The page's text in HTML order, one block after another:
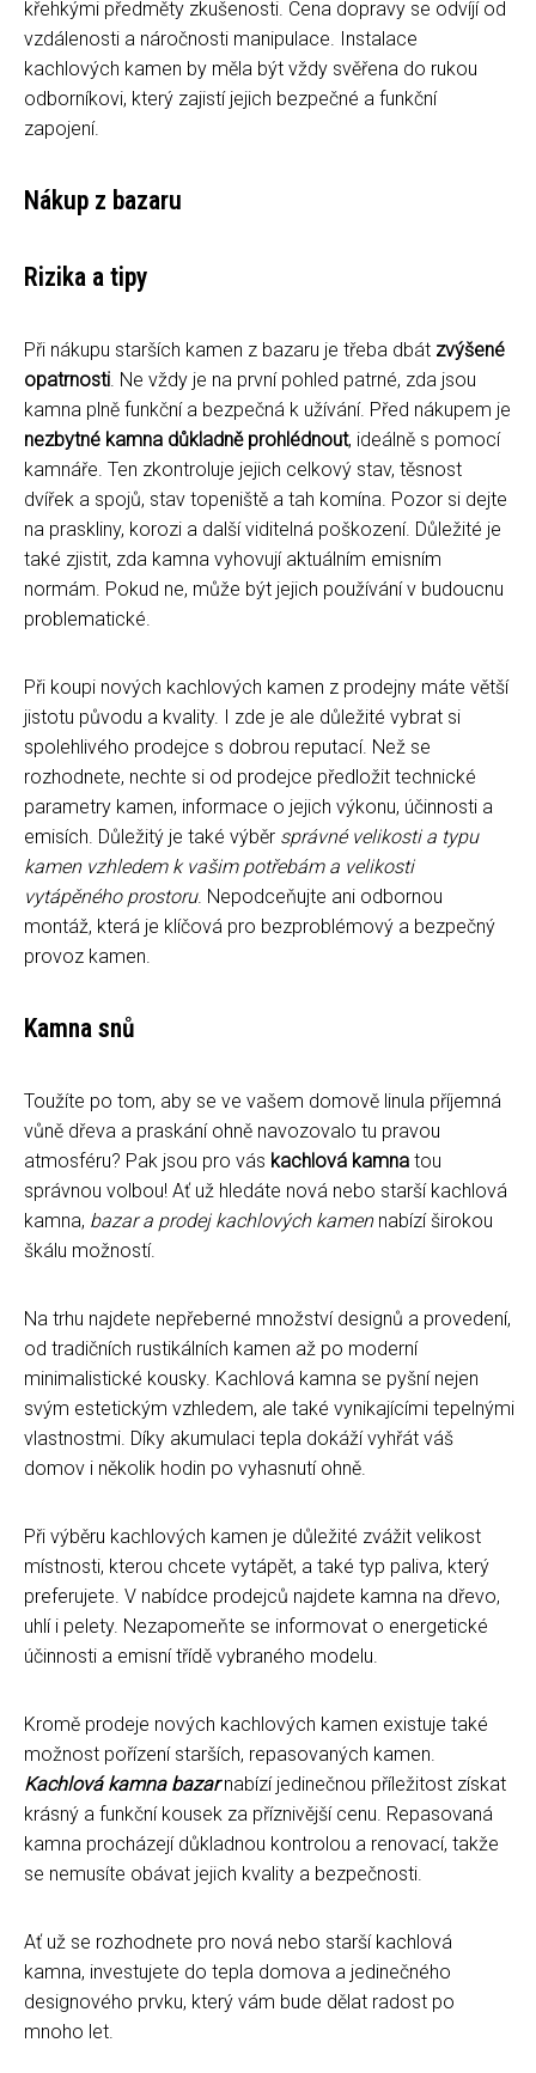
křehkými předměty zkušenosti. Cena dopravy se odvíjí od
vzdálenosti a náročnosti manipulace. Instalace
kachlových kamen by měla být vždy svěřena do rukou
odborníkovi, který zajistí jejich bezpečné a funkční
zapojení.
Nákup z bazaru
Rizika a tipy
Při nákupu starších kamen z bazaru je třeba dbát zvýšené
opatrnosti. Ne vždy je na první pohled patrné, zda jsou
kamna plně funkční a bezpečná k užívání. Před nákupem je
nezbytné kamna důkladně prohlédnout, ideálně s pomocí
kamnáře. Ten zkontroluje jejich celkový stav, těsnost
dvířek a spojů, stav topeniště a tah komína. Pozor si dejte
na praskliny, korozi a další viditelná poškození. Důležité je
také zjistit, zda kamna vyhovují aktuálním emisním
normám. Pokud ne, může být jejich používání v budoucnu
problematické.
Při koupi nových kachlových kamen z prodejny máte větší
jistotu původu a kvality. I zde je ale důležité vybrat si
spolehlivého prodejce s dobrou reputací. Než se
rozhodnete, nechte si od prodejce předložit technické
parametry kamen, informace o jejich výkonu, účinnosti a
emisích. Důležitý je také výběr správné velikosti a typu
kamen vzhledem k vašim potřebám a velikosti
vytápěného prostoru. Nepodceňujte ani odbornou
montáž, která je klíčová pro bezproblémový a bezpečný
provoz kamen.
Kamna snů
Toužíte po tom, aby se ve vašem domově linula příjemná
vůně dřeva a praskání ohně navozovalo tu pravou
atmosféru? Pak jsou pro vás kachlová kamna tou
správnou volbou! Ať už hledáte nová nebo starší kachlová
kamna, bazar a prodej kachlových kamennabízí širokou
škálu možností.
Na trhu najdete nepřeberné množství designů a provedení,
od tradičních rustikálních kamen až po moderní
minimalistické kousky. Kachlová kamna se pyšní nejen
svým estetickým vzhledem, ale také vynikajícími tepelnými
vlastnostmi. Díky akumulaci tepla dokáží vyhřát váš
domov i několik hodin po vyhasnutí ohně.
Při výběru kachlových kamen je důležité zvážit velikost
místnosti, kterou chcete vytápět, a také typ paliva, který
preferujete. V nabídce prodejců najdete kamna na dřevo,
uhlí i pelety. Nezapomeňte se informovat o energetické
účinnosti a emisní třídě vybraného modelu.
Kromě prodeje nových kachlových kamen existuje také
možnost pořízení starších, repasovaných kamen.
Kachlová kamna bazarnabízí jedinečnou příležitost získat
krásný a funkční kousek za příznivější cenu. Repasovaná
kamna procházejí důkladnou kontrolou a renovací, takže
se nemusíte obávat jejich kvality a bezpečnosti.
Ať už se rozhodnete pro nová nebo starší kachlová
kamna, investujete do tepla domova a jedinečného
designového prvku, který vám bude dělat radost po
mnoho let.